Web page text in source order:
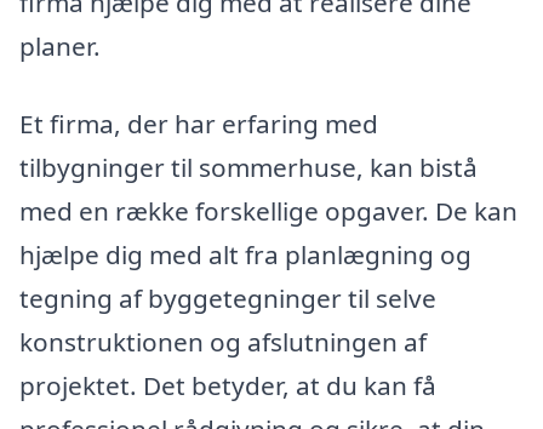
planer.
Et firma, der har erfaring med
tilbygninger til sommerhuse, kan bistå
med en række forskellige opgaver. De kan
hjælpe dig med alt fra planlægning og
tegning af byggetegninger til selve
konstruktionen og afslutningen af
projektet. Det betyder, at du kan få